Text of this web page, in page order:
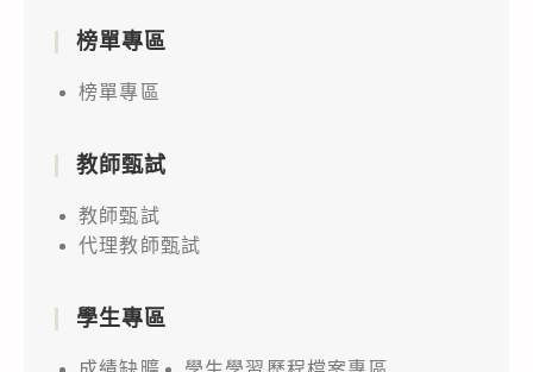
榜單專區
榜單專區
教師甄試
教師甄試
代理教師甄試
學生專區